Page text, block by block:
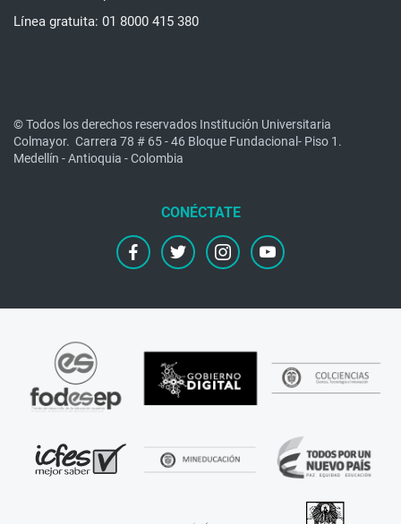
Línea gratuita: 01 8000 415 380
© Todos los derechos reservados Institución Universitaria
Colmayor. Carrera 78 # 65 - 46 Bloque Fundacional- Piso 1.
Medellín - Antioquia - Colombia